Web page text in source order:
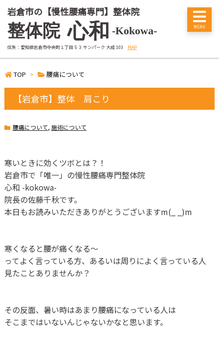
岩倉市の【慢性腰痛専門】整体院
整体院 心和 -Kokowa-
住所：愛知県岩倉市中央町１丁目５３ サンパーク 大成 103 MAP
TOP > 腰痛について
【岩倉市】整体 肩こり
腰痛について, 施術について
寒いときに効くツボとは？！
岩倉市で「唯一」の慢性腰痛専門整体院
心和 -kokowa-
院長の佐藤千秋です。
本日もお読みいただきありがとうございますm(_ _)m
寒くなると腰が痛くなる〜
ってよく言っている方、あるいは周りによく言っている人
見たことありませんか？
その反面、暑い時はあまり腰痛になっている人は
そこまではいないんじゃないかなと思います。